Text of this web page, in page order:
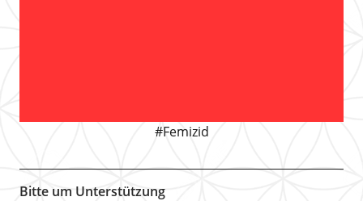
#Femizid
Bitte um Unterstützung